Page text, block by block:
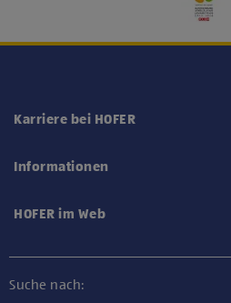
Karriere bei HOFER
Informationen
HOFER im Web
Suche nach: